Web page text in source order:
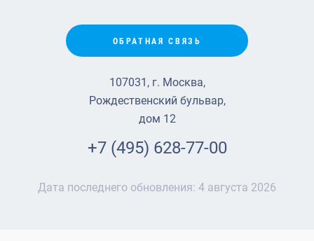
ОБРАТНАЯ СВЯЗЬ
107031, г. Москва,
Рождественский бульвар,
дом 12
+7 (495) 628-77-00
Дата последнего обновления: 4 августа 2026